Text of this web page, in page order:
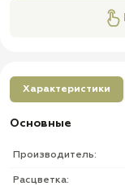
Характеристики
Основные
Производитель:
Расцветка: